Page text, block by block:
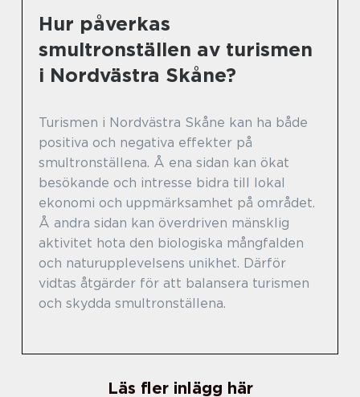
Hur påverkas
smultronställen av turismen
i Nordvästra Skåne?
Turismen i Nordvästra Skåne kan ha både
positiva och negativa effekter på
smultronställena. Å ena sidan kan ökat
besökande och intresse bidra till lokal
ekonomi och uppmärksamhet på området.
Å andra sidan kan överdriven mänsklig
aktivitet hota den biologiska mångfalden
och naturupplevelsens unikhet. Därför
vidtas åtgärder för att balansera turismen
och skydda smultronställena.
Läs fler inlägg här